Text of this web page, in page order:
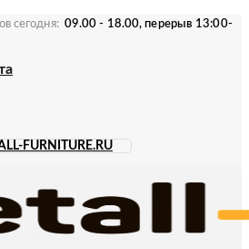
сегодня: 09.00 - 18.00, перерыв 13:00-
FURNITURE.RU